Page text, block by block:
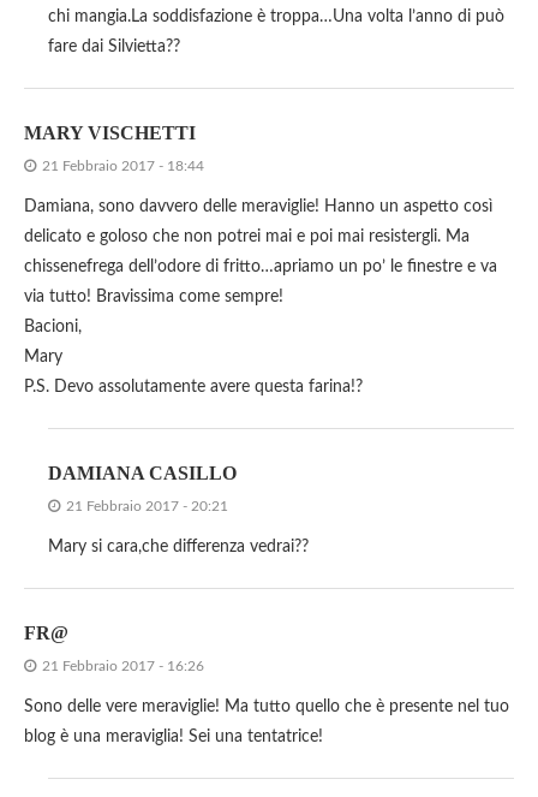
chi mangia.La soddisfazione è troppa…Una volta l’anno di può
fare dai Silvietta??
MARY VISCHETTI
21 Febbraio 2017 - 18:44
Damiana, sono davvero delle meraviglie! Hanno un aspetto così
delicato e goloso che non potrei mai e poi mai resistergli. Ma
chissenefrega dell’odore di fritto…apriamo un po’ le finestre e va
via tutto! Bravissima come sempre!
Bacioni,
Mary
P.S. Devo assolutamente avere questa farina!?
DAMIANA CASILLO
21 Febbraio 2017 - 20:21
Mary si cara,che differenza vedrai??
FR@
21 Febbraio 2017 - 16:26
Sono delle vere meraviglie! Ma tutto quello che è presente nel tuo
blog è una meraviglia! Sei una tentatrice!